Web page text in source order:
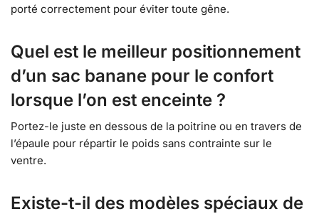
porté correctement pour éviter toute gêne.
Quel est le meilleur positionnement
d’un sac banane pour le confort
lorsque l’on est enceinte ?
Portez-le juste en dessous de la poitrine ou en travers de
l’épaule pour répartir le poids sans contrainte sur le
ventre.
Existe-t-il des modèles spéciaux de